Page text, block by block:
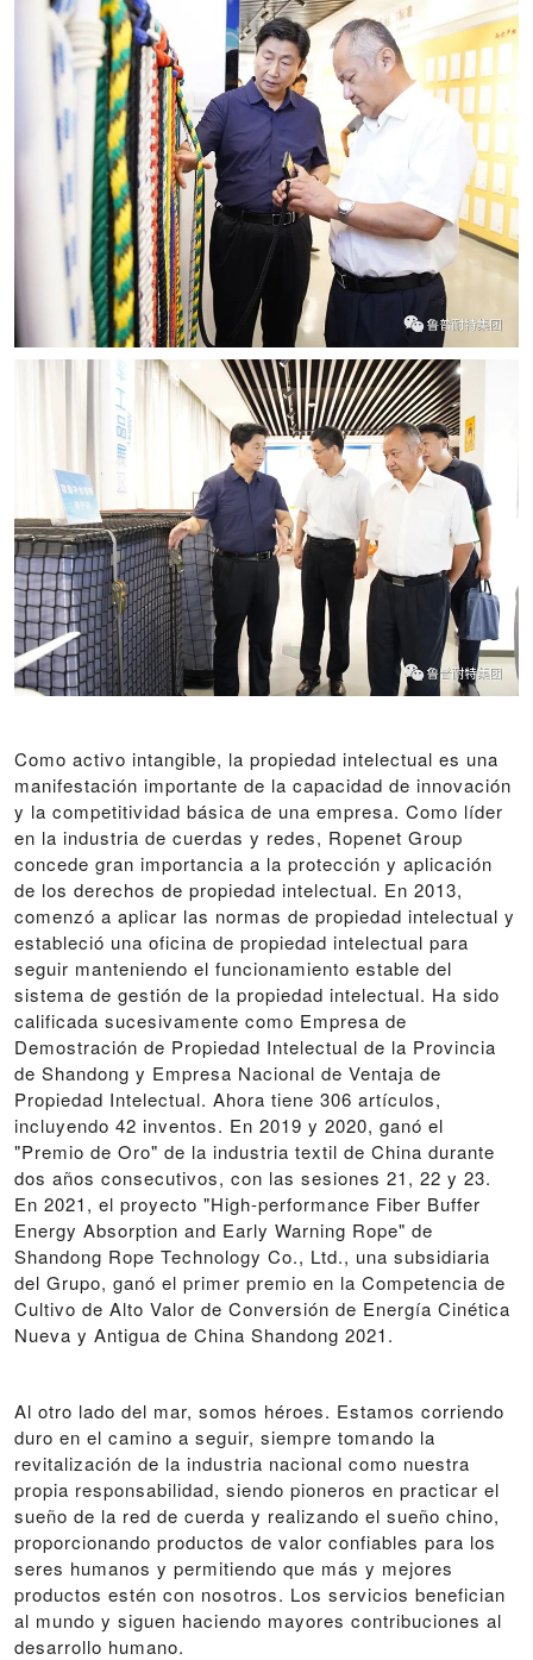
Como activo intangible, la propiedad intelectual es una
manifestación importante de la capacidad de innovación
y la competitividad básica de una empresa. Como líder
en la industria de cuerdas y redes, Ropenet Group
concede gran importancia a la protección y aplicación
de los derechos de propiedad intelectual. En 2013,
comenzó a aplicar las normas de propiedad intelectual y
estableció una oficina de propiedad intelectual para
seguir manteniendo el funcionamiento estable del
sistema de gestión de la propiedad intelectual. Ha sido
calificada sucesivamente como Empresa de
Demostración de Propiedad Intelectual de la Provincia
de Shandong y Empresa Nacional de Ventaja de
Propiedad Intelectual. Ahora tiene 306 artículos,
incluyendo 42 inventos. En 2019 y 2020, ganó el
"Premio de Oro" de la industria textil de China durante
dos años consecutivos, con las sesiones 21, 22 y 23.
En 2021, el proyecto "High-performance Fiber Buffer
Energy Absorption and Early Warning Rope" de
Shandong Rope Technology Co., Ltd., una subsidiaria
del Grupo, ganó el primer premio en la Competencia de
Cultivo de Alto Valor de Conversión de Energía Cinética
Nueva y Antigua de China Shandong 2021.
Al otro lado del mar, somos héroes. Estamos corriendo
duro en el camino a seguir, siempre tomando la
revitalización de la industria nacional como nuestra
propia responsabilidad, siendo pioneros en practicar el
sueño de la red de cuerda y realizando el sueño chino,
proporcionando productos de valor confiables para los
seres humanos y permitiendo que más y mejores
productos estén con nosotros. Los servicios benefician
al mundo y siguen haciendo mayores contribuciones al
desarrollo humano.